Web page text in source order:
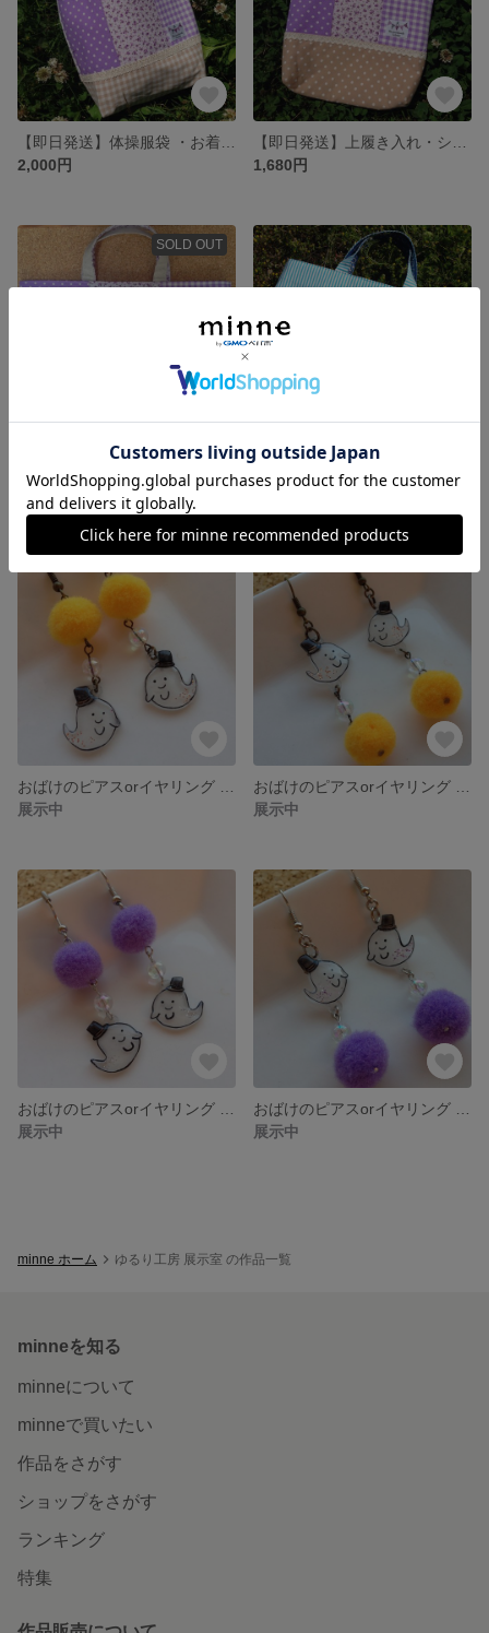
2,000円
1,680円
SOLD OUT
レッスンバッグ・図書袋 ラベンダー色（紫）
2,300円
展示中
展示中
展示中
展示中
展示中
minne ホーム ゆるり工房 展示室 の作品一覧
minneを知る
minneについて
minneで買いたい
作品をさがす
ショップをさがす
ランキング
特集